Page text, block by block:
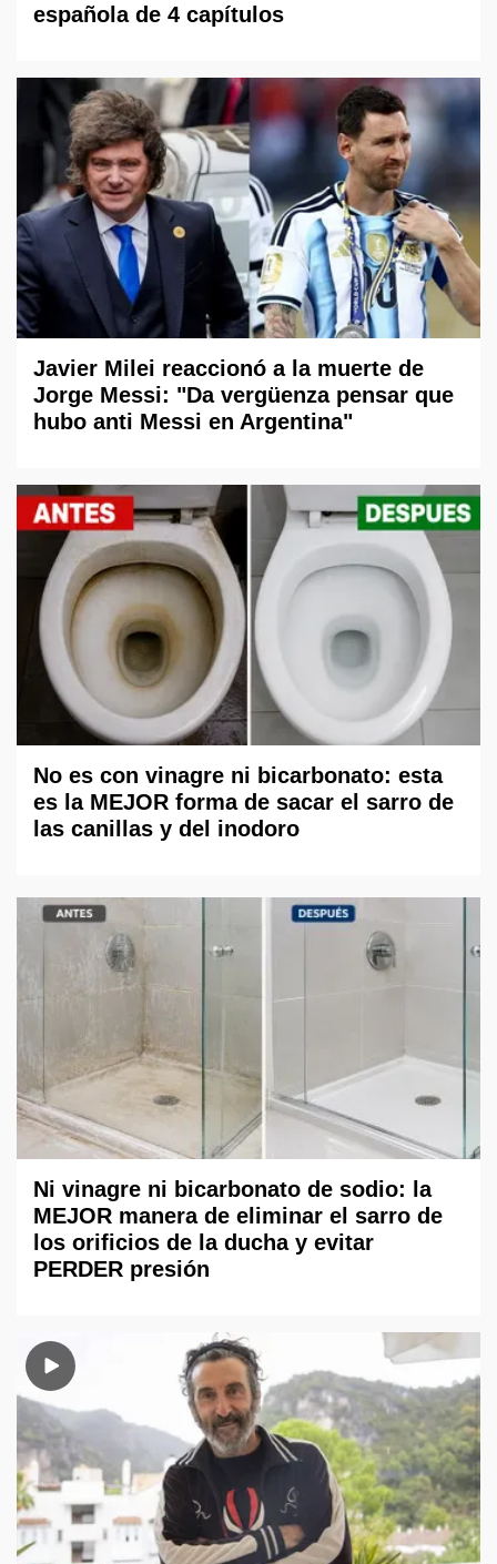
española de 4 capítulos
Javier Milei reaccionó a la muerte de
Jorge Messi: "Da vergüenza pensar que
hubo anti Messi en Argentina"
No es con vinagre ni bicarbonato: esta
es la MEJOR forma de sacar el sarro de
las canillas y del inodoro
Ni vinagre ni bicarbonato de sodio: la
MEJOR manera de eliminar el sarro de
los orificios de la ducha y evitar
PERDER presión